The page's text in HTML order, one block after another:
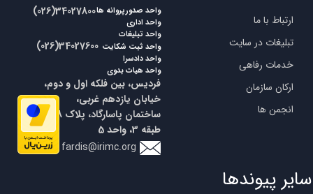
ارتباط با ما
تبلیغات در سایت
خدمات رفاهی
ارکان سازمان
انجمن ها
​​(026)34027800
fardis@irimc.org
​​(026)34027600
واحد صدورپروانه ها
واحد اداری
واحد تبلیغات
واحد ثبت شکایت
واحد دادسرا
واحد هیات بدوی
فردیس، بین فلکه اول و دوم،
خیابان یازدهم غربی،
طبقه 3، واحد 5
سایر پیوندها